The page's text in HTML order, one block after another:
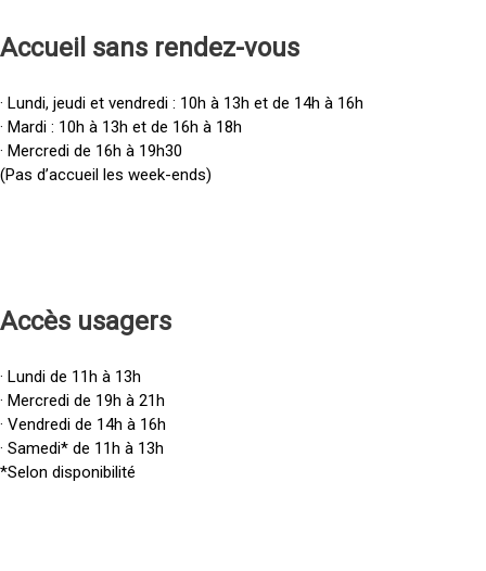
Accueil sans rendez-vous
· Lundi, jeudi et vendredi : 10h à 13h et de 14h à 16h
· Mardi : 10h à 13h et de 16h à 18h
· Mercredi de 16h à 19h30
(Pas d’accueil les week-ends)
Accès usagers
· Lundi de 11h à 13h
· Mercredi de 19h à 21h
· Vendredi de 14h à 16h
· Samedi* de 11h à 13h
*Selon disponibilité